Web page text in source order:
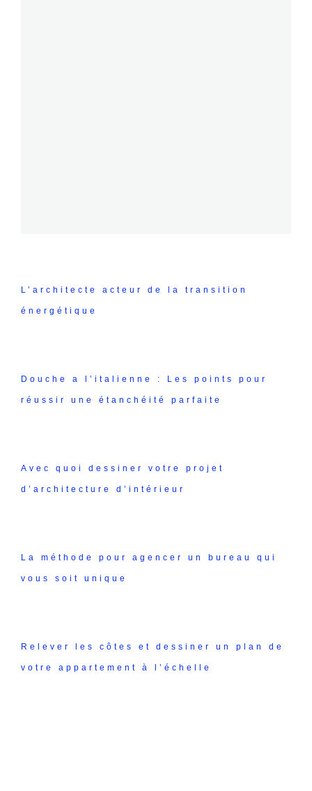
L’architecte acteur de la transition
énergétique
Douche a l’italienne : Les points pour
réussir une étanchéité parfaite
Avec quoi dessiner votre projet
d’architecture d’intérieur
La méthode pour agencer un bureau qui
vous soit unique
Relever les côtes et dessiner un plan de
votre appartement à l’échelle